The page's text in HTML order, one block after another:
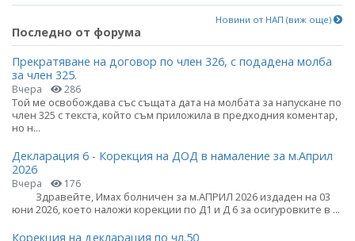
Новини от НАП (виж още)
Последно от форума
Прекратяване на договор по член 326, с подадена молба
за член 325.
Вчера 286
Той ме освобождава със същата дата на молбата за напускане по
член 325 с текста, който съм приложила в предходния коментар,
но н...
Декларация 6 - Корекция на ДОД в намаление за м.Април
2026
Вчера 176
Здравейте, Имах болничен за м.АПРИЛ 2026 издаден на 03
юни 2026, което наложи корекции по Д1 и Д 6 за осигуровките в ...
Корекция на декларация по чл.50